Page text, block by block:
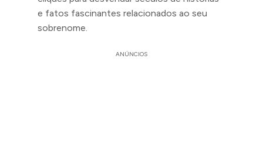
e fatos fascinantes relacionados ao seu
sobrenome.
ANÚNCIOS